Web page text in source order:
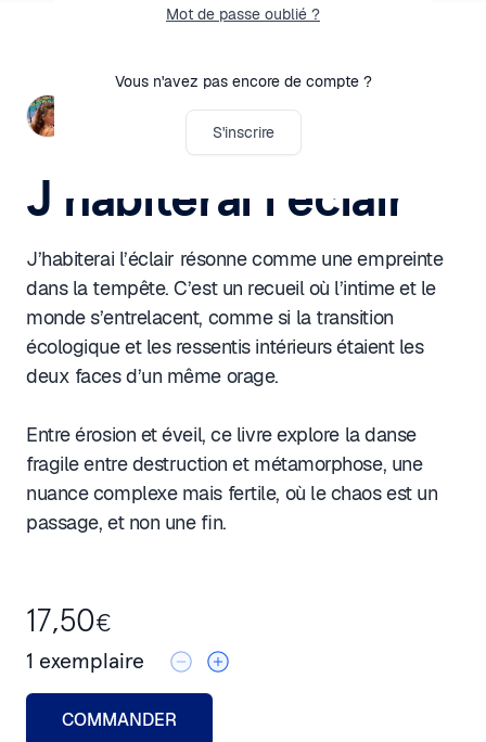
Justine Foucault
J'habiterai l'éclair
J’habiterai l’éclair résonne comme une empreinte
dans la tempête. C’est un recueil où l’intime et le
monde s’entrelacent, comme si la transition
écologique et les ressentis intérieurs étaient les
deux faces d’un même orage.
Entre érosion et éveil, ce livre explore la danse
fragile entre destruction et métamorphose, une
nuance complexe mais fertile, où le chaos est un
passage, et non une fin.
17,50€
1 exemplaire
COMMANDER
Mot de passe oublié ?
Vous n'avez pas encore de compte ?
S'inscrire